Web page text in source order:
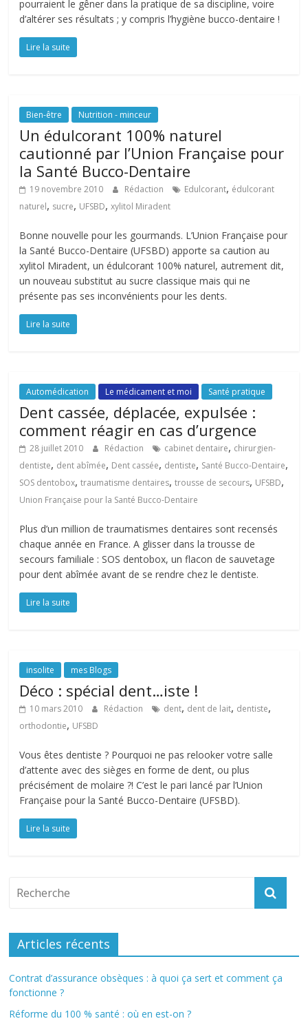
pourraient le gêner dans la pratique de sa discipline, voire
d’altérer ses résultats ; y compris l’hygiène bucco-dentaire !
Lire la suite
Bien-être Nutrition - minceur
Un édulcorant 100% naturel
cautionné par l’Union Française pour
la Santé Bucco-Dentaire
19 novembre 2010 Rédaction Edulcorant, édulcorant
naturel, sucre, UFSBD,xylitol Miradent
Bonne nouvelle pour les gourmands. L’Union Française pour
la Santé Bucco-Dentaire (UFSBD) apporte sa caution au
xylitol Miradent, un édulcorant 100% naturel, autrement dit,
un nouveau substitut au sucre classique mais qui ne
présente pas ses inconvénients pour les dents.
Lire la suite
Automédication Le médicament et moi Santé pratique
Dent cassée, déplacée, expulsée :
comment réagir en cas d’urgence
28 juillet 2010 Rédaction cabinet dentaire, chirurgien-
dentiste, dent abîmée, Dent cassée, dentiste, Santé Bucco-Dentaire,
SOS dentobox,traumatisme dentaires,trousse de secours, UFSBD,
Union Française pour la Santé Bucco-Dentaire
Plus d’un million de traumatismes dentaires sont recensés
chaque année en France. A glisser dans la trousse de
secours familiale : SOS dentobox, un flacon de sauvetage
pour dent abîmée avant de se rendre chez le dentiste.
Lire la suite
insolite mes Blogs
Déco : spécial dent…iste !
10 mars 2010 Rédaction dent, dent de lait, dentiste,
orthodontie, UFSBD
Vous êtes dentiste ? Pourquoi ne pas relooker votre salle
d’attente avec des sièges en forme de dent, ou plus
précisément de molaire ?! C’est le pari lancé par l’Union
Française pour la Santé Bucco-Dentaire (UFSBD).
Lire la suite
Articles récents
Contrat d’assurance obsèques : à quoi ça sert et comment ça
fonctionne ?
Réforme du 100 % santé : où en est-on ?